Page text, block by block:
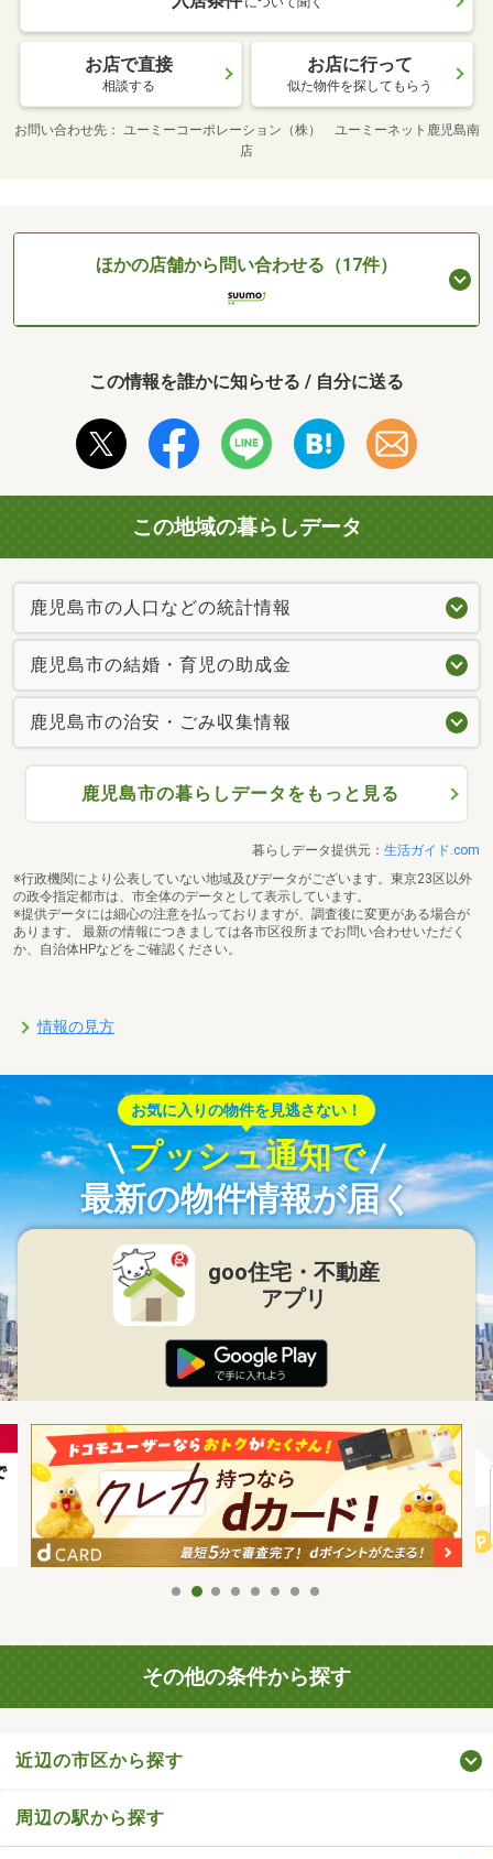
お店で直接
相談する
お店に行って
似た物件を探してもらう
お問い合わせ先
ユーミーコーポレーション（株） ユーミーネット鹿児島南
店
ほかの店舗から問い合わせる（17件）
この情報を誰かに知らせる / 自分に送る
この地域の暮らしデータ
鹿児島市の人口などの統計情報
鹿児島市の結婚・育児の助成金
鹿児島市の治安・ごみ収集情報
鹿児島市の暮らしデータをもっと見る
暮らしデータ提供元： 生活ガイド.com
※行政機関により公表していない地域及びデータがございます。東京23区以外
の政令指定都市は、市全体のデータとして表示しています。
※提供データには細心の注意を払っておりますが、調査後に変更がある場合が
あります。 最新の情報につきましては各市区役所までお問い合わせいただく
か、自治体HPなどをご確認ください。
情報の見方
お気に入りの物件を見逃さない！
プッシュ通知で
最新の物件情報が届く
goo住宅・不動産
アプリ
その他の条件から探す
近辺の市区から探す
周辺の駅から探す